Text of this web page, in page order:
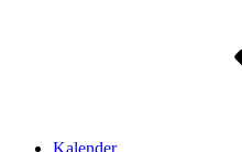
Kalender